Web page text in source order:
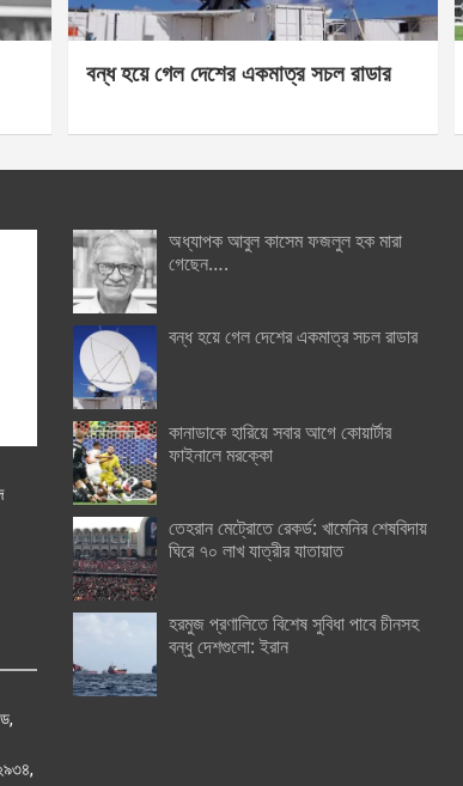
বন্ধ হয়ে গেল দেশের একমাত্র সচল রাডার
অধ্যাপক আবুল কাসেম ফজলুল হক মারা
গেছেন….
বন্ধ হয়ে গেল দেশের একমাত্র সচল রাডার
কানাডাকে হারিয়ে সবার আগে কোয়ার্টার
ফাইনালে মরক্কো
তেহরান মেট্রোতে রেকর্ড: খামেনির শেষবিদায়
ঘিরে ৭০ লাখ যাত্রীর যাতায়াত
হরমুজ প্রণালিতে বিশেষ সুবিধা পাবে চীনসহ
বন্ধু দেশগুলো: ইরান